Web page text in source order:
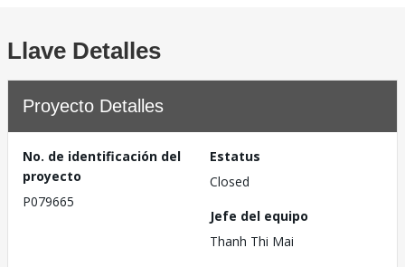
Llave Detalles
Proyecto Detalles
No. de identificación del
proyecto
P079665
Estatus
Closed
Jefe del equipo
Thanh Thi Mai